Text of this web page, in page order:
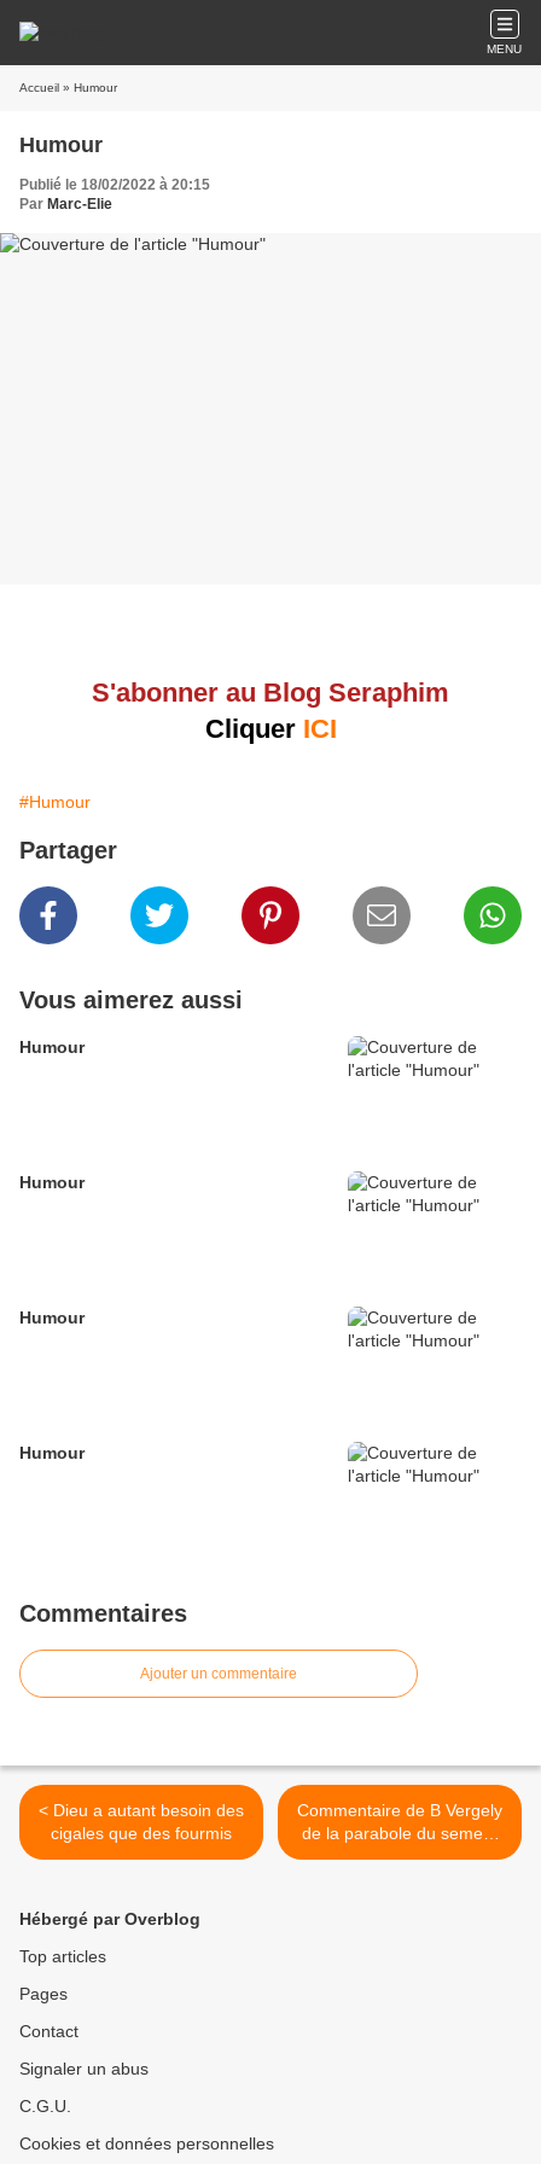
MENU
Accueil » Humour
Humour
Publié le 18/02/2022 à 20:15
Par Marc-Elie
S'abonner au Blog Seraphim
Cliquer ICI
#Humour
Partager
Vous aimerez aussi
Humour
Humour
Humour
Humour
Commentaires
Ajouter un commentaire
< Dieu a autant besoin des
cigales que des fourmis
Commentaire de B Vergely
de la parabole du semeur
au cours de la liturgie de la
Hébergé par Overblog
Top articles
Pages
Contact
Signaler un abus
C.G.U.
Cookies et données personnelles